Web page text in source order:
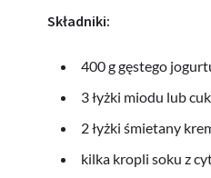
Składniki:
400 g gęstego
3 łyżki miodu lub
2 łyżki śmietany
kilka kropli soku z